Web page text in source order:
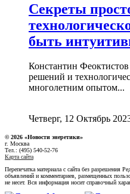
Секреты
быть
Константин
решений и
многолетним опытом...
Четверг, 12 Октябрь
© 2026 «Новости энеретики»
г. Москва
Тел.: (495) 540-52-76
Карта сайта
Перепечатка материала с сайта без разрешения
объявлений и комментариев, размещенных
не несет. Вся информация носит справочный